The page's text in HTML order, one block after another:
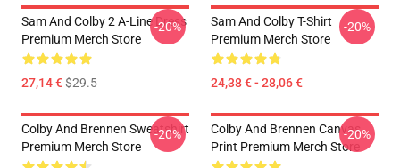
Sam And Colby 2 A-Line Dress
Premium Merch Store
27,14 €$29.5
-20%
Sam And Colby T-Shirt
Premium Merch Store
24,38 € - 28,06 €
-20%
Colby And Brennen Sweatshirt
Premium Merch Store
-20%
Colby And Brennen Canvas
Print Premium Merch Store
-20%